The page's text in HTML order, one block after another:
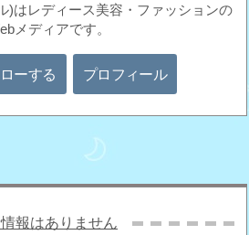
)はレディース美容・ファッションの
メディアです。
ーする プロフィール
報はありません